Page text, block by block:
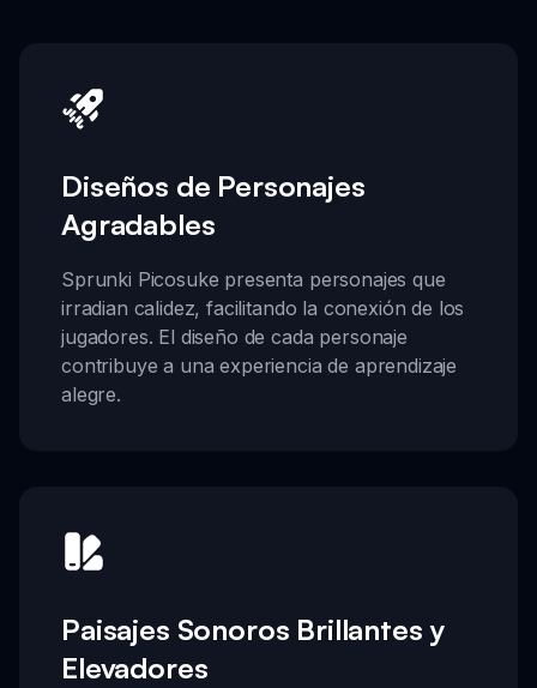
Diseños de Personajes
Agradables
Sprunki Picosuke presenta personajes que
irradian calidez, facilitando la conexión de los
jugadores. El diseño de cada personaje
contribuye a una experiencia de aprendizaje
alegre.
Paisajes Sonoros Brillantes y
Elevadores